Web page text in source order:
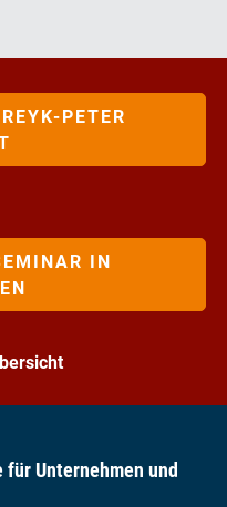
PETER
IN
Unternehmen und